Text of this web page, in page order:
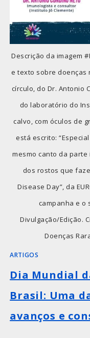
Descrição da imagem
e texto sobre doenças
círculo, do Dr. Antonio
do laboratório do
calvo, com óculos de
está escrito:
mesmo canto da
dos rostos que
Disease Day”, da
campanha e o
Divulgação/Edição.
Doenças
ARTIGOS
Dia Mundial
Brasil: Uma
avanços e